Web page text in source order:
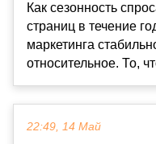
Как сезонность
страниц в течение
маркетинга
относительное. То,
22:49, 14 Май